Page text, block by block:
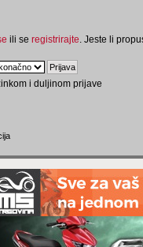
ili se registrirajte . Jeste li
i duljinom prijave